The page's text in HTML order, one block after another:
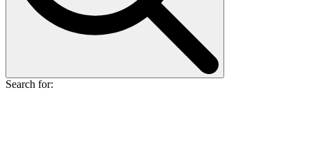
Search for: